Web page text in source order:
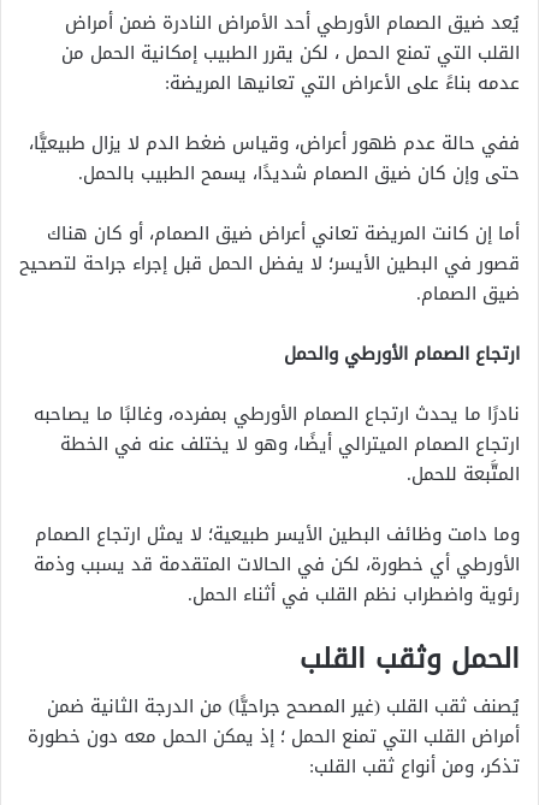
يُعد ضيق الصمام الأورطي أحد الأمراض النادرة ضمن أمراض
القلب التي تمنع الحمل ، لكن يقرر الطبيب إمكانية الحمل من
عدمه بناءً على الأعراض التي تعانيها المريضة:
ففي حالة عدم ظهور أعراض، وقياس ضغط الدم لا يزال طبيعيًّا،
حتى وإن كان ضيق الصمام شديدًا، يسمح الطبيب بالحمل.
أما إن كانت المريضة تعاني أعراض ضيق الصمام، أو كان هناك
قصور في البطين الأيسر؛ لا يفضل الحمل قبل إجراء جراحة لتصحيح
ضيق الصمام.
ارتجاع الصمام الأورطي والحمل
نادرًا ما يحدث ارتجاع الصمام الأورطي بمفرده، وغالبًا ما يصاحبه
ارتجاع الصمام الميترالي أيضًا، وهو لا يختلف عنه في الخطة
المتَّبعة للحمل.
وما دامت وظائف البطين الأيسر طبيعية؛ لا يمثل ارتجاع الصمام
الأورطي أي خطورة، لكن في الحالات المتقدمة قد يسبب وذمة
رئوية واضطراب نظم القلب في أثناء الحمل.
الحمل وثقب القلب
يُصنف ثقب القلب (غير المصحح جراحيًّا) من الدرجة الثانية ضمن
أمراض القلب التي تمنع الحمل ؛ إذ يمكن الحمل معه دون خطورة
تذكر، ومن أنواع ثقب القلب: